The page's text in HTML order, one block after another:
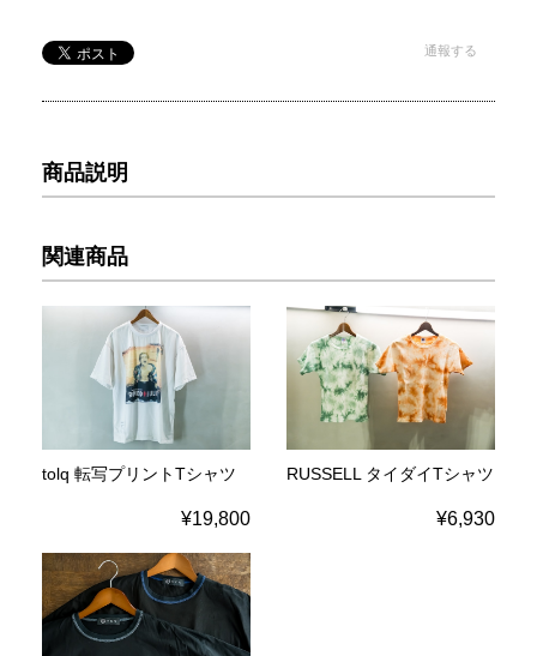
通報する
商品説明
関連商品
tolq 転写プリントTシャツ
¥19,800
RUSSELL タイダイTシャツ
¥6,930